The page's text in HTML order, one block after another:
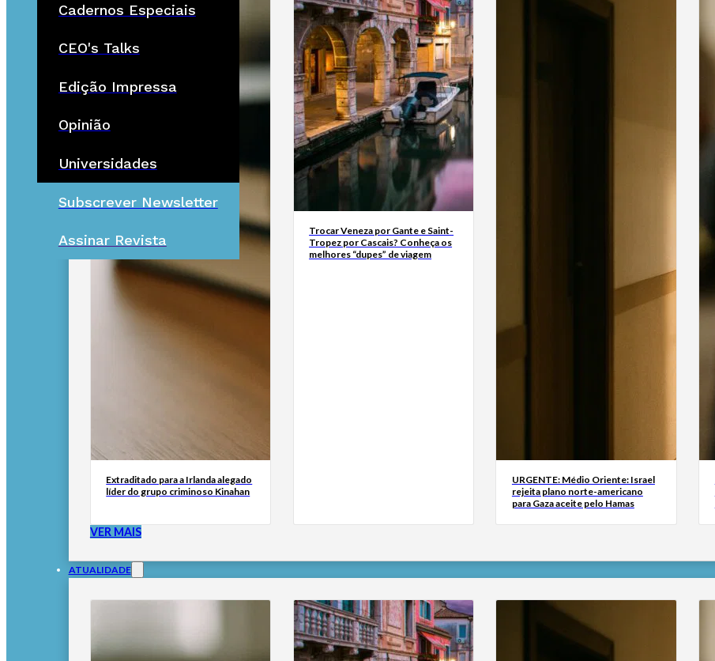
Cadernos Especiais
CEO's Talks
Edição Impressa
Opinião
Universidades
Subscrever Newsletter
Assinar Revista
Extraditado para a Irlanda alegado
líder do grupo criminoso Kinahan
Trocar Veneza por Gante e Saint-
Tropez por Cascais? Conheça os
melhores “dupes” de viagem
URGENTE: Médio Oriente: Israel
rejeita plano norte-americano
para Gaza aceite pelo Hamas
VER MAIS
ATUALIDADE